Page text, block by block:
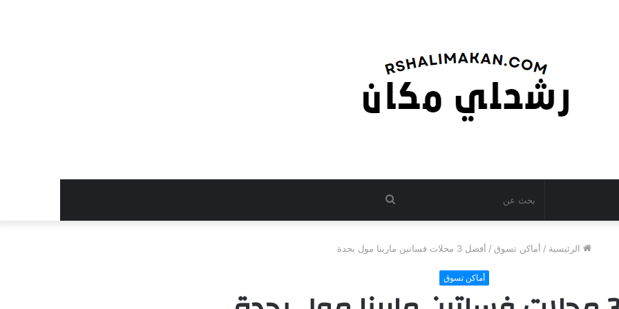
بحث
الرئيسية / أماكن تسوق / أفضل 3 محلات فساتين مارينا مول بجدة
أماكن تسوق